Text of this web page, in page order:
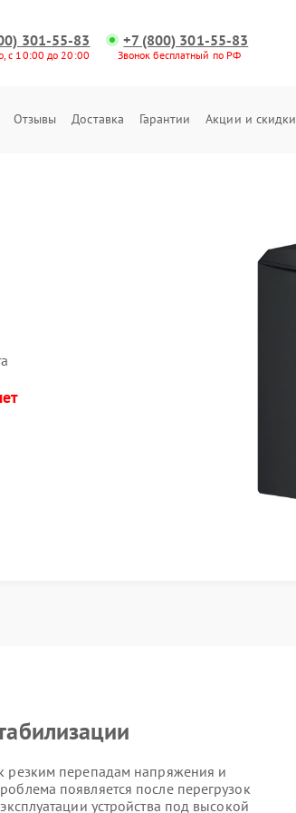
301-55-83
с 10:00 до 20:00
+7 (800) 301-55-83
Звонок бесплатный по РФ
Отзывы Доставка Гарантии Акции и скидки
резким перепадам напряжения и
появляется после перегрузок
устройства под высокой